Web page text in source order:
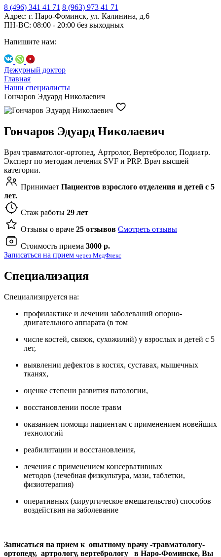
8 (496) 341 41 71 8 (963) 973 41 71
Адрес: г. Наро-Фоминск, ул. Калинина, д.6
ПН-ВС: 08:00 - 20:00 без выходных
Напишите нам:
Дежурный доктор
Главная
Наши специалисты
Гончаров Эдуард Николаевич
Гончаров Эдуард Николаевич
Врач травматолог-ортопед, Артролог, Вертебролог, Подиатр.
Эксперт по методам лечения SVF и PRP. Врач высшей
категории.
Принимает Пациентов взрослого отделения и детей с 5
лет.
Стаж работы 29 лет
Отзывы о враче 25 отзывов Смотреть отзывы
Стоимость приема 3000 р.
Записаться на прием через МедФлекс
Специализация
Специализируется на:
профилактике и лечении заболеваний опорно-
двигательного аппарата (в том
числе костей, связок, сухожилий) у взрослых и детей с 5
лет,
выявлении дефектов в костях, суставах, мышечных
тканях,
оценке степени развития патологии,
восстановлении после травм
оказанием помощи пациентам с применением новейших
технологий
реабилитации и восстановления,
лечения с применением консервативных
методов (лечебная физкультура, мази, таблетки,
физиотерапия)
оперативных (хирургическое вмешательство) способов
воздействия на заболевание
Записаться на прием к опытному врачу -травматологу-
ортопеду, артрологу, вертебрологу в Наро-Фоминске, Вы